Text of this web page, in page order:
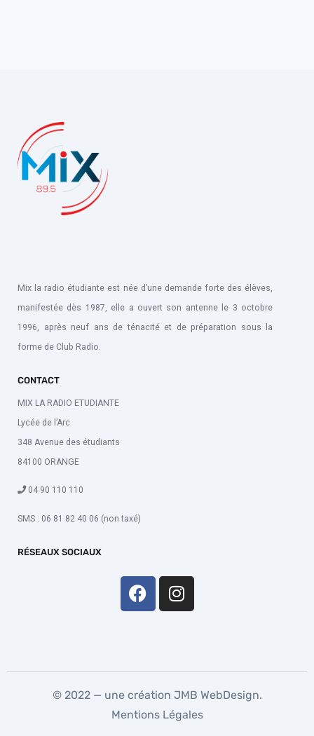
Mix la radio étudiante est née d’une demande forte des élèves,
manifestée dès 1987, elle a ouvert son antenne le 3 octobre
1996, après neuf ans de ténacité et de préparation sous la
forme de Club Radio.
CONTACT
MIX LA RADIO ETUDIANTE
Lycée de l’Arc
348 Avenue des étudiants
84100 ORANGE
04 90 110 110
SMS : 06 81 82 40 06 (non taxé)
RÉSEAUX SOCIAUX
© 2022 — une création JMB WebDesign.
Mentions Légales